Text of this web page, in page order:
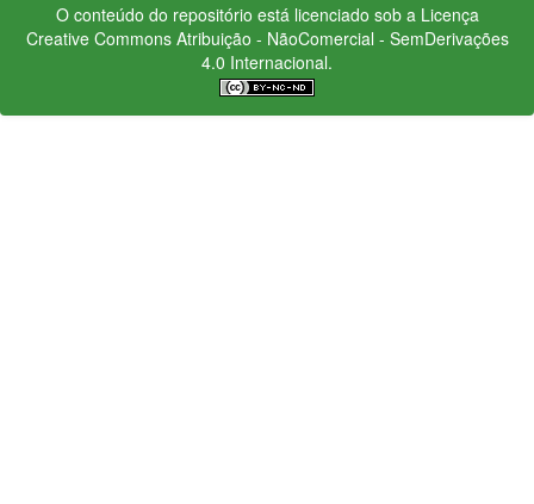
O conteúdo do repositório está licenciado sob a Licença
Creative CommonsAtribuição - NãoComercial - SemDerivações
4.0 Internacional.